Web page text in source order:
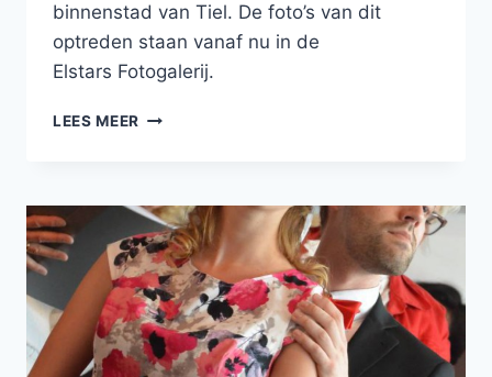
binnenstad van Tiel. De foto’s van dit
optreden staan vanaf nu in de
Elstars Fotogalerij.
LEES MEER FOTO’S
BEVRIJDINGSDAG